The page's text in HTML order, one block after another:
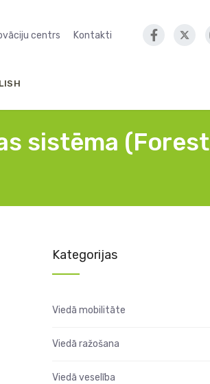
centrs Kontakti
sistēma (Forest
Kategorijas
Viedā mobilitāte
Viedā ražošana
Viedā veselība